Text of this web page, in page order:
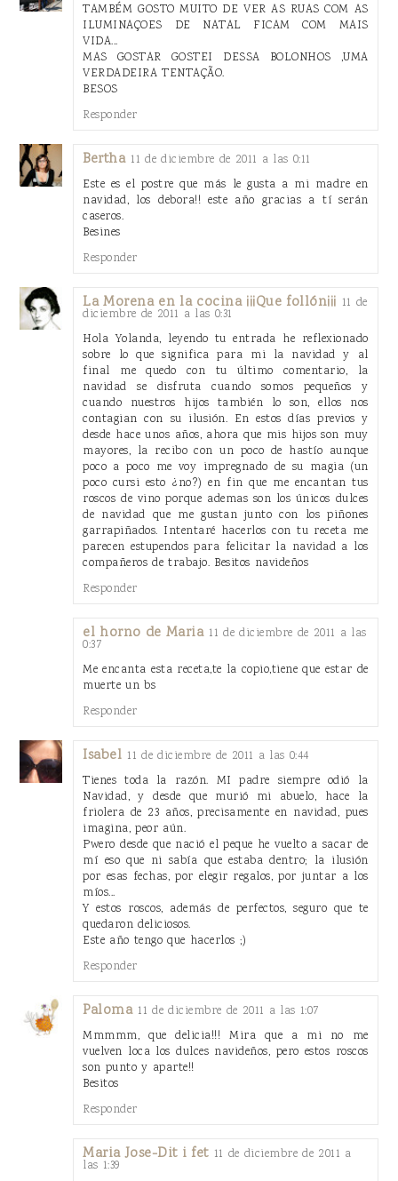
TAMBÉM GOSTO MUITO DE VER AS RUAS COM AS
ILUMINAÇOES DE NATAL FICAM COM MAIS
VIDA...
MAS GOSTAR GOSTEI DESSA BOLONHOS ,UMA
VERDADEIRA TENTAÇÃO.
BESOS
Responder
Bertha 11 de diciembre de 2011 a las 0:11
Este es el postre que más le gusta a mi madre en
navidad, los debora!! este año gracias a tí serán
caseros.
Besines
Responder
La Morena en la cocina ¡¡¡Que follón¡¡¡ 11 de
diciembre de 2011 a las 0:31
Hola Yolanda, leyendo tu entrada he reflexionado
sobre lo que significa para mi la navidad y al
final me quedo con tu último comentario, la
navidad se disfruta cuando somos pequeños y
cuando nuestros hijos también lo son, ellos nos
contagian con su ilusión. En estos días previos y
desde hace unos años, ahora que mis hijos son muy
mayores, la recibo con un poco de hastío aunque
poco a poco me voy impregnado de su magia (un
poco cursi esto ¿no?) en fin que me encantan tus
roscos de vino porque ademas son los únicos dulces
de navidad que me gustan junto con los piñones
garrapiñados. Intentaré hacerlos con tu receta me
parecen estupendos para felicitar la navidad a los
compañeros de trabajo. Besitos navideños
Responder
el horno de Maria 11 de diciembre de 2011 a las
0:37
Me encanta esta receta,te la copio,tiene que estar de
muerte un bs
Responder
Isabel 11 de diciembre de 2011 a las 0:44
Tienes toda la razón. MI padre siempre odió la
Navidad, y desde que murió mi abuelo, hace la
friolera de 23 años, precisamente en navidad, pues
imagina, peor aún.
Pwero desde que nació el peque he vuelto a sacar de
mí eso que ni sabía que estaba dentro; la ilusión
por esas fechas, por elegir regalos, por juntar a los
míos...
Y estos roscos, además de perfectos, seguro que te
quedaron deliciosos.
Este año tengo que hacerlos ;)
Responder
Paloma 11 de diciembre de 2011 a las 1:07
Mmmmm, que delicia!!! Mira que a mi no me
vuelven loca los dulces navideños, pero estos roscos
son punto y aparte!!
Besitos
Responder
Maria Jose-Dit i fet 11 de diciembre de 2011 a
las 1:39